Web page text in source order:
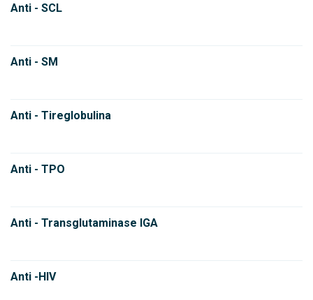
Anti - SCL
Anti - SM
Anti - Tireglobulina
Anti - TPO
Anti - Transglutaminase IGA
Anti -HIV